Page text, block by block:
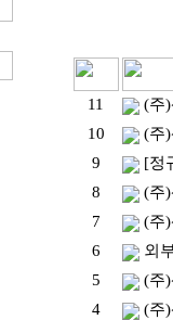
11
(주
10
(주
9
[정
8
(주
7
(주
6
외
5
(주
4
(주